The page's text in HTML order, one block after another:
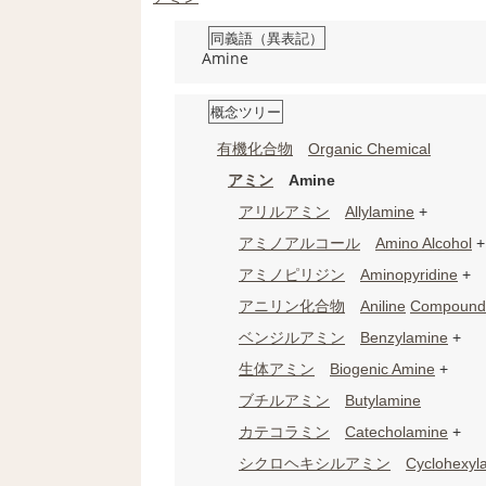
同義語（異表記）
Amine
概念ツリー
有機化合物
Organic Chemical
アミン Amine
アリルアミン
Allylamine +
アミノアルコール
Amino Alcohol +
アミノピリジン
Aminopyridine +
アニリン化合物 Aniline Compound
ベンジルアミン
Benzylamine +
生体アミン
Biogenic Amine +
ブチルアミン
Butylamine
カテコラミン
Catecholamine +
シクロヘキシルアミン